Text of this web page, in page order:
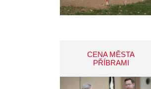
CENA MĚSTA
PŘÍBRAMI